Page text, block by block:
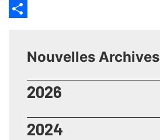
X
Nouvelles Archives
2026
2024